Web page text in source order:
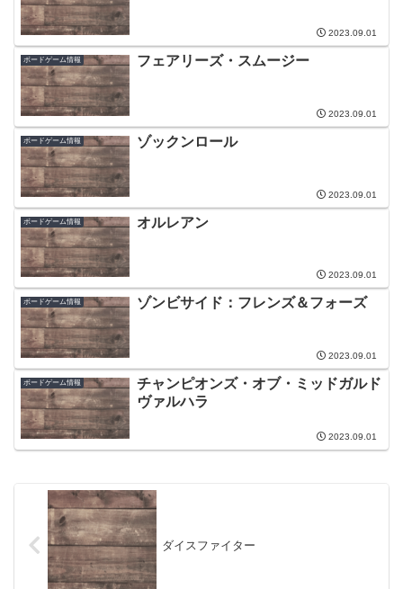
2023.09.01
ボードゲーム情報 フェアリーズ・スムージー
2023.09.01
ボードゲーム情報 ゾックンロール
2023.09.01
ボードゲーム情報 オルレアン
2023.09.01
ボードゲーム情報 ゾンビサイド：フレンズ＆フォーズ
2023.09.01
ボードゲーム情報
チャンピオンズ・オブ・ミッドガルド
ヴァルハラ
2023.09.01
ダイスファイター